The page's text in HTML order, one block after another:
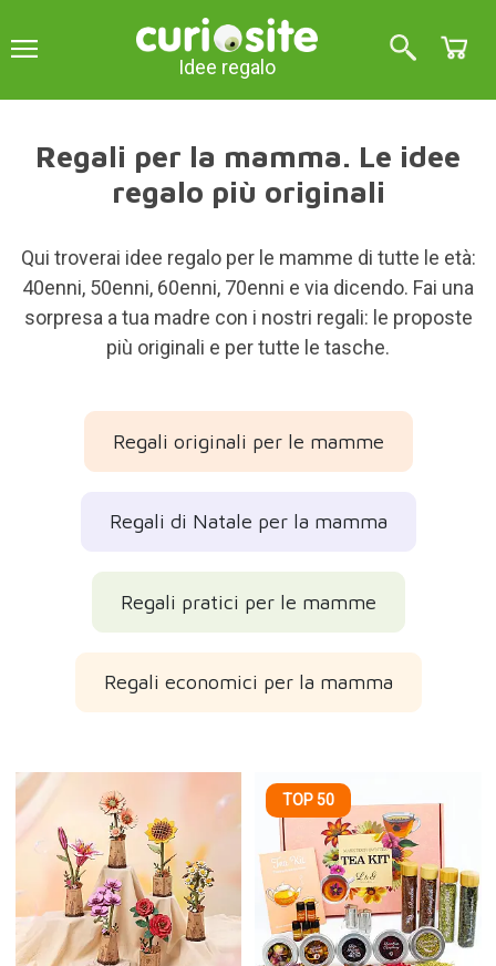
Idee regalo
Regali per la mamma. Le idee
regalo più originali
Qui troverai idee regalo per le mamme di tutte le età:
40enni, 50enni, 60enni, 70enni e via dicendo. Fai una
sorpresa a tua madre con i nostri regali: le proposte
più originali e per tutte le tasche.
Regali originali per le mamme
Regali di Natale per la mamma
Regali pratici per le mamme
Regali economici per la mamma
TOP 50